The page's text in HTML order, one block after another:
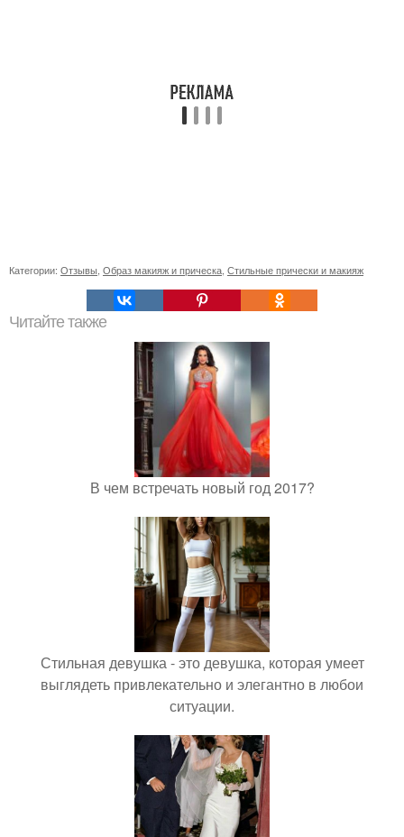
Категории: Отзывы Образ макияж и прическа Стильные прически и макияж
Читайте также
В чем встречать новый год 2017?
Стильная девушка - это девушка, которая умеет
выглядеть привлекательно и элегантно в любои
ситуации.